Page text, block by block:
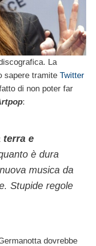
La
sapere tramite Twitter
di non poter far
:
terra e
è dura
musica da
Stupide regole
dovrebbe